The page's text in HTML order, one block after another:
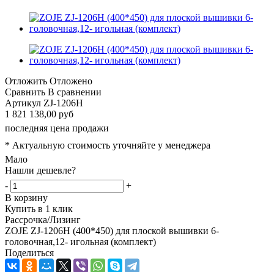
Отложить Отложено
Сравнить В сравнении
Артикул ZJ-1206H
1 821 138,00 руб
последняя цена продажи
* Актуальную стоимость уточняйте у менеджера
Мало
Нашли дешевле?
-
+
В корзину
Купить в 1 клик
Рассрочка/Лизинг
ZOJE ZJ-1206H (400*450) для плоской вышивки 6-
головочная,12- игольная (комплект)
Поделиться